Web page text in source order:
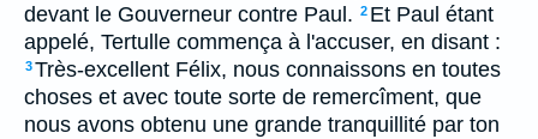
devant le Gouverneur contre Paul. 2 Et Paul étant
appelé, Tertulle commença à l'accuser, en disant :
3Très-excellent Félix, nous connaissons en toutes
choses et avec toute sorte de remercîment, que
nous avons obtenu une grande tranquillité par ton